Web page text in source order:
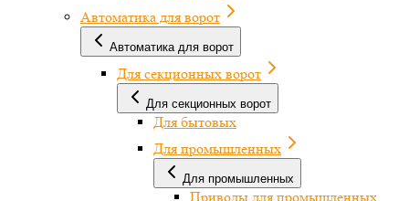
Автоматика для ворот
Автоматика для ворот
Для секционных ворот
Для секционных ворот
Для бытовых
Для промышленных
Для промышленных
Приводы для промышленных